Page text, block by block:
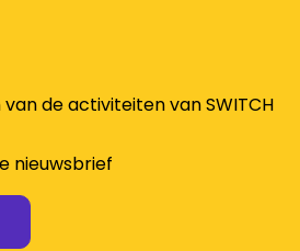
de activiteiten van SWITCH
nieuwsbrief